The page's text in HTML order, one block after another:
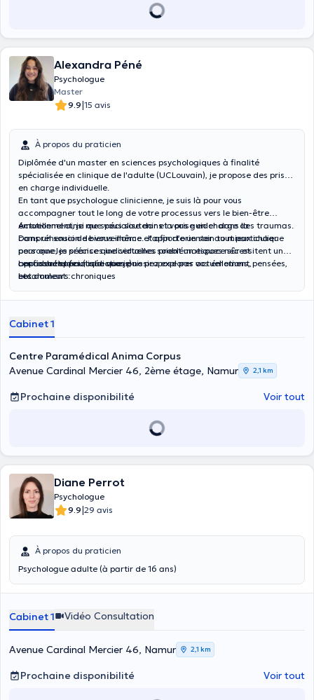
Alexandra Péné
Psychologue
Master
9.9|15 avis
À propos du praticien
Diplômée d'un master en sciences psychologiques à finalité
spécialisée en clinique de l'adulte (UCLouvain), je propose des prises
en charge individuelle.
En tant que psychologue clinicienne, je suis là pour vous
accompagner tout le long de votre processus vers le bien-être
émotionnel ainsi que vous soutenir et vous guider dans la
compréhension de vous-même. J'apporte un soin tout particulier
pour que les séances individuelles soient un espace sûr et
confidentiel pour que vous puissiez explorer vos émotions, pensées,
etc.
Actuellement, je me spécialise dans la prise en charge des traumas.
Dans un souci de bienveillance et afin d’orienter au mieux chaque
personne, je précise que certaines problématiques nécessitent une
approche spécialisée que je ne propose pas actuellement,
notamment :
Les assuétudes (addictions)
Les douleurs chroniques
Les troubles de l’attachement
Les troubles obsessionnels compulsifs (TOC)
Cabinet 1
Centre Paramédical Anima Corpus
Avenue Cardinal Mercier 46, 2ème étage, Namur
2,1 km
Prochaine disponibilité Voir tout
Diane Perrot
Psychologue
9.9|29 avis
À propos du praticien
Psychologue adulte (à partir de 16 ans)
Cabinet 1 Vidéo Consultation
Avenue Cardinal Mercier 46, Namur 2,1 km
Prochaine disponibilité Voir tout